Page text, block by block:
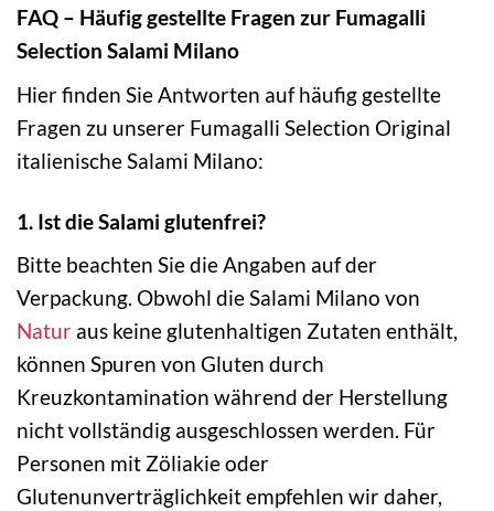
FAQ – Häufig gestellte Fragen zur Fumagalli
Selection Salami Milano
Hier finden Sie Antworten auf häufig gestellte
Fragen zu unserer Fumagalli Selection Original
italienische Salami Milano:
1. Ist die Salami glutenfrei?
Bitte beachten Sie die Angaben auf der
Verpackung. Obwohl die Salami Milano von
Natur aus keine glutenhaltigen Zutaten enthält,
können Spuren von Gluten durch
Kreuzkontamination während der Herstellung
nicht vollständig ausgeschlossen werden. Für
Personen mit Zöliakie oder
Glutenunverträglichkeit empfehlen wir daher,